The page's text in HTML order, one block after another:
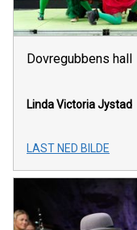
Dovregubbens hall
Linda Victoria Jystad
LAST NED BILDE